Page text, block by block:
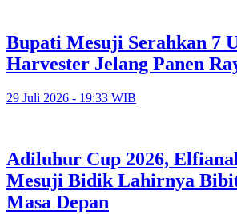
Bupati Mesuji Serahkan 7
Harvester Jelang Panen
29 Juli 2026 - 19:33 WIB
Adiluhur Cup 2026,
Mesuji Bidik Lahirnya
Masa Depan